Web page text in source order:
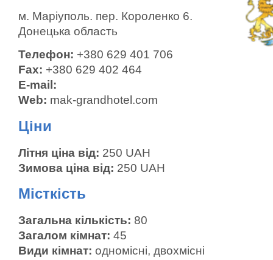
м. Маріуполь. пер. Короленко 6.
Донецька область
Телефон: +380 629 401 706
Fax: +380 629 402 464
E-mail:
Web: mak-grandhotel.com
Ціни
Літня ціна від: 250 UAH
Зимова ціна від: 250 UAH
Місткість
Загальна кількість: 80
Загалом кімнат: 45
Види кімнат: одномісні, двохмісні